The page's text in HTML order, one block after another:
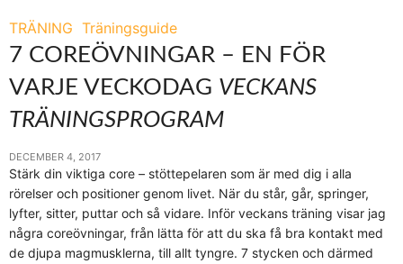
TRÄNING Träningsguide
7 COREÖVNINGAR – EN FÖR
VARJE VECKODAG VECKANS
TRÄNINGSPROGRAM
DECEMBER 4, 2017
Stärk din viktiga core – stöttepelaren som är med dig i alla
rörelser och positioner genom livet. När du står, går, springer,
lyfter, sitter, puttar och så vidare. Inför veckans träning visar jag
några coreövningar, från lätta för att du ska få bra kontakt med
de djupa magmusklerna, till allt tyngre. 7 stycken och därmed